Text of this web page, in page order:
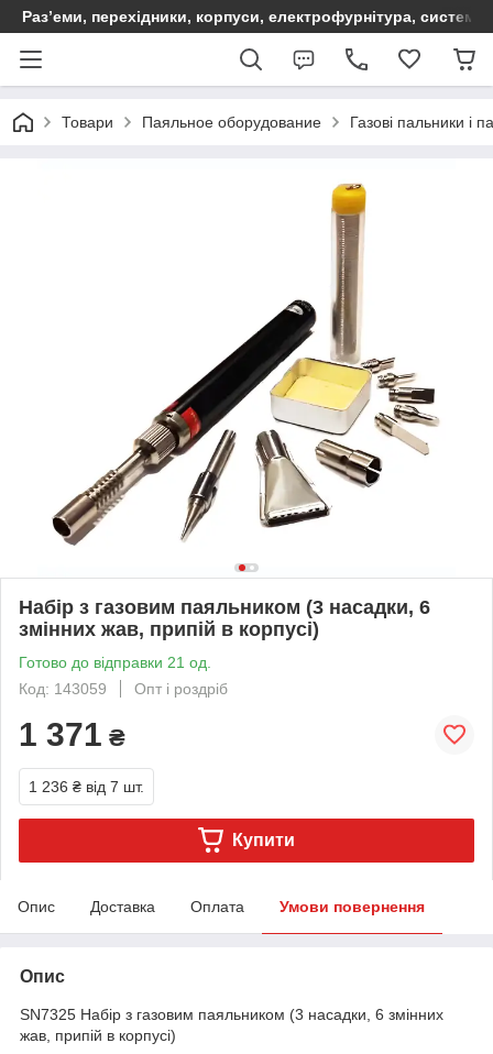
Раз’еми, перехідники, корпуси, електрофурнітура,
Товари Паяльное оборудование Газові пальники і
Набір з газовим паяльником (3 насадки, 6
змінних жав, припій в корпусі)
Готово до відправки 21 од.
Код: 143059
Опт і роздріб
1 371 ₴
1 236 ₴ від 7 шт.
Купити
Опис Доставка Оплата Умови повернення
Опис
SN7325 Набір з газовим паяльником (3 насадки, 6 змінних
жав, припій в корпусі)